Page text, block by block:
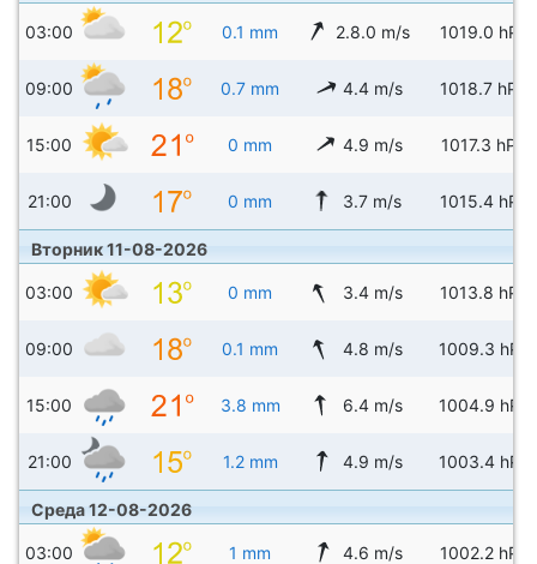
03:00 0.1 mm 2.8.0 m/s 1019.0 hPa
09:00 0.7 mm 4.4 m/s 1018.7 hPa
15:00 0 mm 4.9 m/s 1017.3 hPa
21:00 0 mm 3.7 m/s 1015.4 hPa
Вторник 11-08-2026
03:00 0 mm 3.4 m/s 1013.8 hPa
09:00 0.1 mm 4.8 m/s 1009.3 hPa
15:00 3.8 mm 6.4 m/s 1004.9 hPa
21:00 1.2 mm 4.9 m/s 1003.4 hPa
Среда 12-08-2026
03:00 1 mm 4.6 m/s 1002.2 hPa